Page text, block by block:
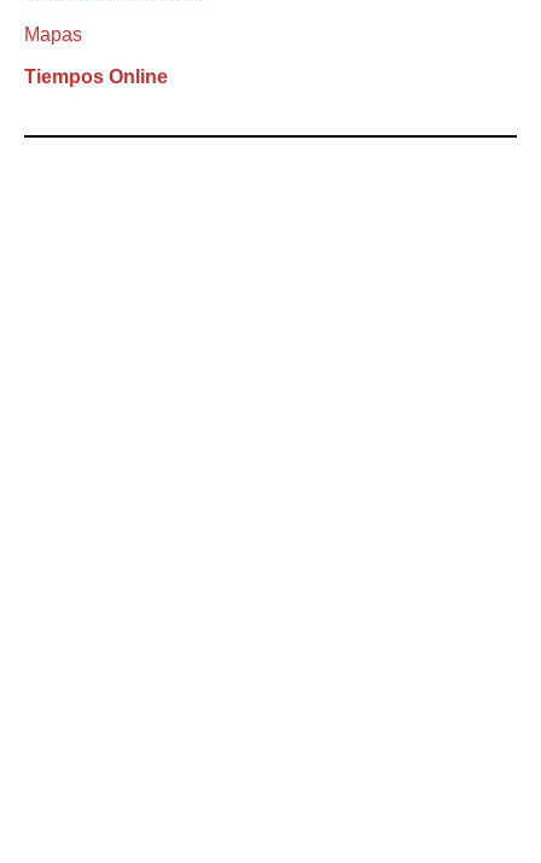
Mapas
Tiempos Online